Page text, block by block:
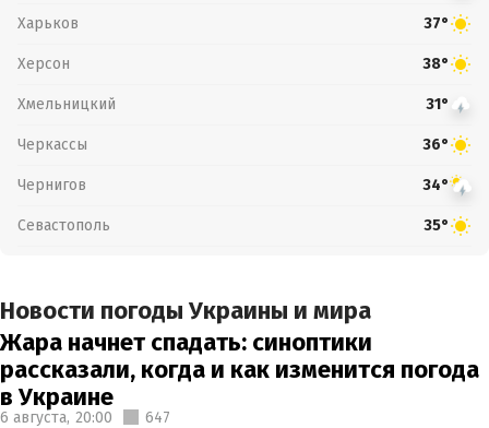
Харьков 37°
Херсон 38°
Хмельницкий 31°
Черкассы 36°
Чернигов 34°
Севастополь 35°
Новости погоды Украины и мира
Жара начнет спадать: синоптики
рассказали, когда и как изменится погода
в Украине
6 августа, 20:00 647